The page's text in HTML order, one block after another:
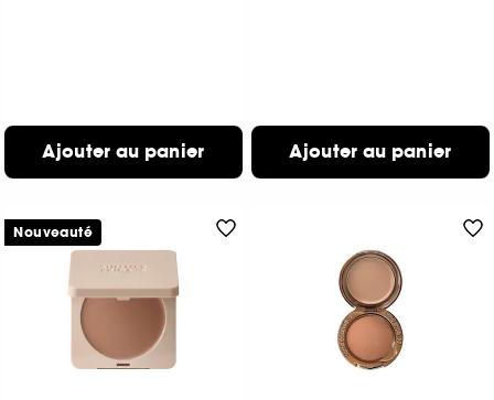
Ajouter au panier Ajouter au panier
Nouveauté